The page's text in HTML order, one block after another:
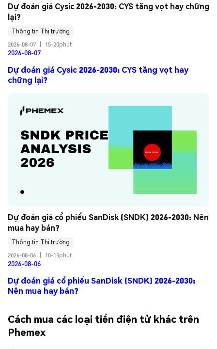
Dự đoán giá Cysic 2026-2030: CYS tăng vọt hay chững
lại?
Thông tin Thị trường
2026-08-07
15-20phút
2026-08-07
Dự đoán giá Cysic 2026-2030: CYS tăng vọt hay
chững lại?
Dự đoán giá cổ phiếu SanDisk (SNDK) 2026-2030: Nên
mua hay bán?
Thông tin Thị trường
2026-08-06
10-15phút
2026-08-06
Dự đoán giá cổ phiếu SanDisk (SNDK) 2026-2030:
Nên mua hay bán?
Cách mua các loại tiền điện tử khác trên
Phemex